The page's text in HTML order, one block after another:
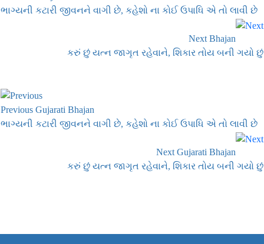
ભાગ્યની કટારી જીવનને વાગી છે, કહેશો ના કોઈ ઉપાધિ એ તો લાવી છે
Next Bhajan
કરું છું યત્ન જાગૃત રહેવાને, શિકાર તોય બની ગયો છું
Previous Gujarati Bhajan
ભાગ્યની કટારી જીવનને વાગી છે, કહેશો ના કોઈ ઉપાધિ એ તો લાવી છે
Next Gujarati Bhajan
કરું છું યત્ન જાગૃત રહેવાને, શિકાર તોય બની ગયો છું